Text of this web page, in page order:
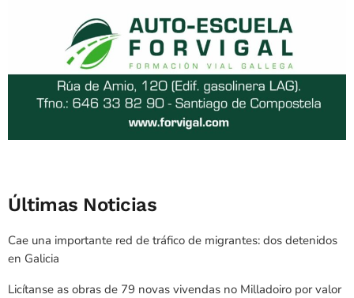
Últimas Noticias
Cae una importante red de tráfico de migrantes: dos detenidos
en Galicia
Licítanse as obras de 79 novas vivendas no Milladoiro por valor